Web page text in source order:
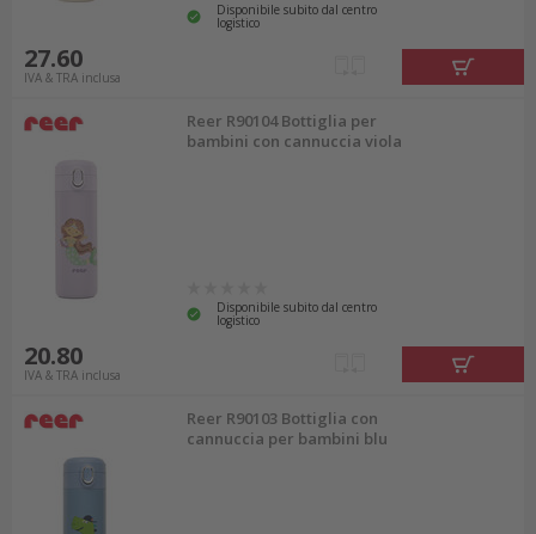
Disponibile subito dal centro
logistico
27.60
IVA & TRA inclusa
Reer R90104 Bottiglia per
bambini con cannuccia viola
Disponibile subito dal centro
logistico
20.80
IVA & TRA inclusa
Reer R90103 Bottiglia con
cannuccia per bambini blu